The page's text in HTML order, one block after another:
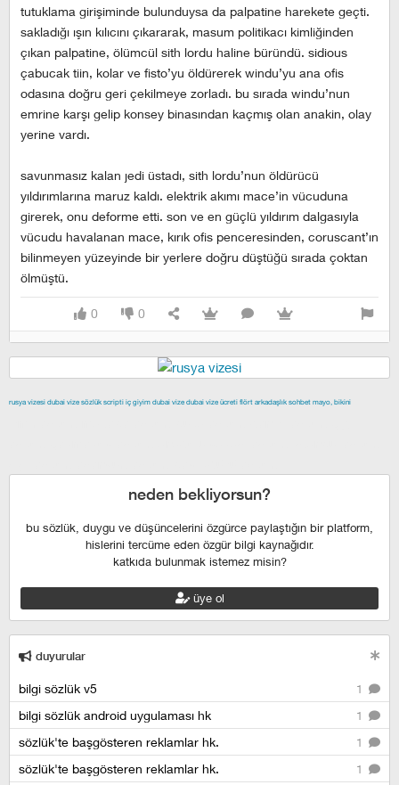
tutuklama girişiminde bulunduysa da palpatine harekete geçti.
sakladığı ışın kılıcını çıkararak, masum politikacı kimliğinden
çıkan palpatine, ölümcül sith lordu haline büründü. sidious
çabucak tiin, kolar ve fisto’yu öldürerek windu’yu ana ofis
odasına doğru geri çekilmeye zorladı. bu sırada windu’nun
emrine karşı gelip konsey binasından kaçmış olan anakin, olay
yerine vardı.
savunmasız kalan jedi üstadı, sith lordu’nun öldürücü
yıldırımlarına maruz kaldı. elektrik akımı mace’in vücuduna
girerek, onu deforme etti. son ve en güçlü yıldırım dalgasıyla
vücudu havalanan mace, kırık ofis penceresinden, coruscant’ın
bilinmeyen yüzeyinde bir yerlere doğru düştüğü sırada çoktan
ölmüştü.
0 0
rusya vizesi dubai vize sözlük scripti iç giyim dubai vize dubai vize ücreti flört arkadaşlık sohbet mayo, bikini
neden bekliyorsun?
bu sözlük, duygu ve düşüncelerini özgürce paylaştığın bir platform,
hislerini tercüme eden özgür bilgi kaynağıdır.
katkıda bulunmak istemez misin?
üye ol
duyurular
1
bilgi sözlük v5
1
bilgi sözlük android uygulaması hk
1
sözlük'te başgösteren reklamlar hk.
1
sözlük'te başgösteren reklamlar hk.